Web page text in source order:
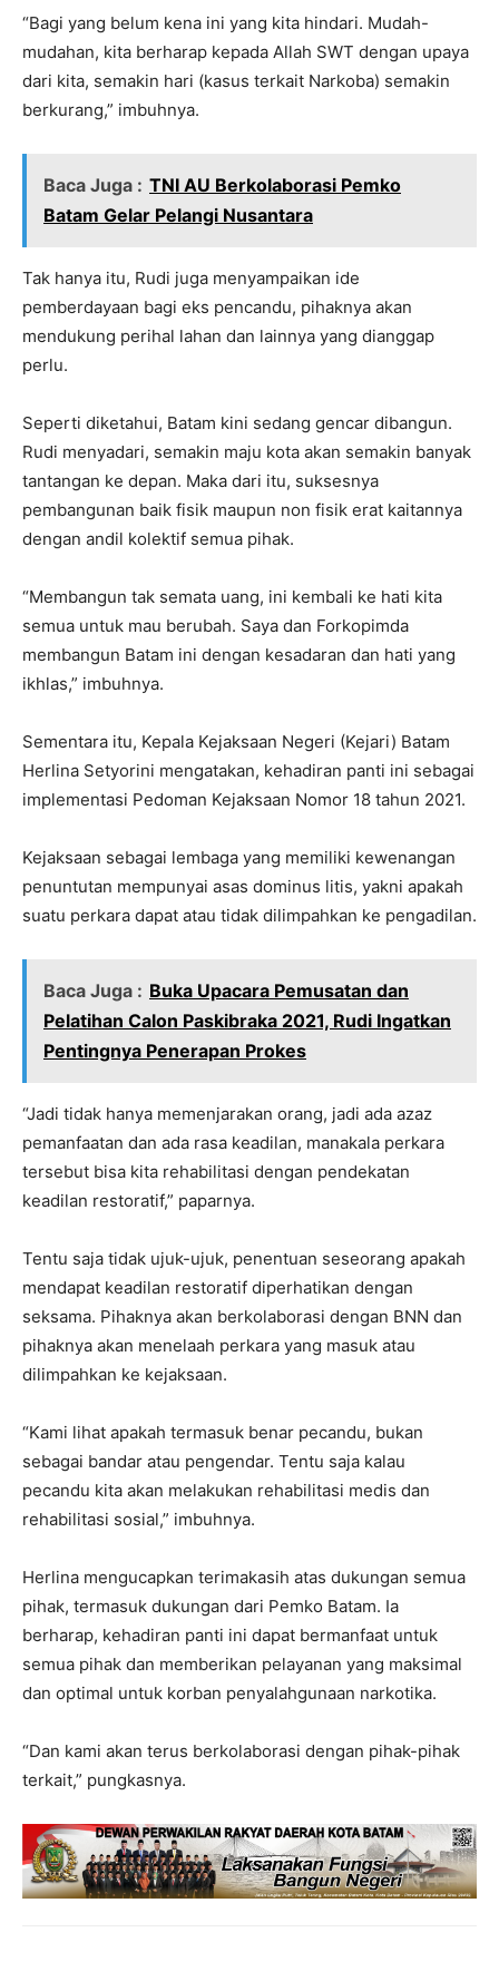
“Bagi yang belum kena ini yang kita hindari. Mudah-
mudahan, kita berharap kepada Allah SWT dengan upaya
dari kita, semakin hari (kasus terkait Narkoba) semakin
berkurang,” imbuhnya.
Baca Juga : TNI AU Berkolaborasi Pemko
Batam Gelar Pelangi Nusantara
Tak hanya itu, Rudi juga menyampaikan ide
pemberdayaan bagi eks pencandu, pihaknya akan
mendukung perihal lahan dan lainnya yang dianggap
perlu.
Seperti diketahui, Batam kini sedang gencar dibangun.
Rudi menyadari, semakin maju kota akan semakin banyak
tantangan ke depan. Maka dari itu, suksesnya
pembangunan baik fisik maupun non fisik erat kaitannya
dengan andil kolektif semua pihak.
“Membangun tak semata uang, ini kembali ke hati kita
semua untuk mau berubah. Saya dan Forkopimda
membangun Batam ini dengan kesadaran dan hati yang
ikhlas,” imbuhnya.
Sementara itu, Kepala Kejaksaan Negeri (Kejari) Batam
Herlina Setyorini mengatakan, kehadiran panti ini sebagai
implementasi Pedoman Kejaksaan Nomor 18 tahun 2021.
Kejaksaan sebagai lembaga yang memiliki kewenangan
penuntutan mempunyai asas dominus litis, yakni apakah
suatu perkara dapat atau tidak dilimpahkan ke pengadilan.
Baca Juga : Buka Upacara Pemusatan dan
Pelatihan Calon Paskibraka 2021, Rudi Ingatkan
Pentingnya Penerapan Prokes
“Jadi tidak hanya memenjarakan orang, jadi ada azaz
pemanfaatan dan ada rasa keadilan, manakala perkara
tersebut bisa kita rehabilitasi dengan pendekatan
keadilan restoratif,” paparnya.
Tentu saja tidak ujuk-ujuk, penentuan seseorang apakah
mendapat keadilan restoratif diperhatikan dengan
seksama. Pihaknya akan berkolaborasi dengan BNN dan
pihaknya akan menelaah perkara yang masuk atau
dilimpahkan ke kejaksaan.
“Kami lihat apakah termasuk benar pecandu, bukan
sebagai bandar atau pengendar. Tentu saja kalau
pecandu kita akan melakukan rehabilitasi medis dan
rehabilitasi sosial,” imbuhnya.
Herlina mengucapkan terimakasih atas dukungan semua
pihak, termasuk dukungan dari Pemko Batam. Ia
berharap, kehadiran panti ini dapat bermanfaat untuk
semua pihak dan memberikan pelayanan yang maksimal
dan optimal untuk korban penyalahgunaan narkotika.
“Dan kami akan terus berkolaborasi dengan pihak-pihak
terkait,” pungkasnya.